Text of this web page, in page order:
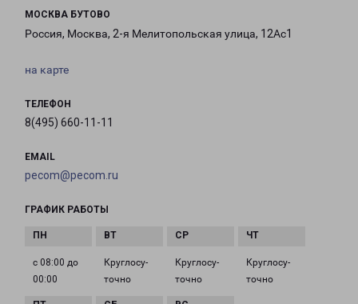
МОСКВА БУТОВО
Россия, Москва, 2-я Мелитопольская улица, 12Ас1
на карте
ТЕЛЕФОН
8(495) 660-11-11
EMAIL
pecom@pecom.ru
ГРАФИК РАБОТЫ
с 08:00 до
00:00
Круглосу­
точно
Круглосу­
точно
Круглосу­
точно